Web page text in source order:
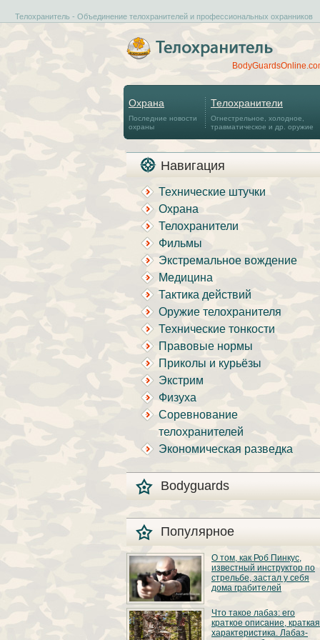
Телохранитель - Объединение телохранителей и профессиональных охранников
Охрана
Последние новости
охраны
Телохранители
Огнестрельное, холодное,
травматическое и др. оружие
Навигация
Технические штучки
Охрана
Телохранители
Фильмы
Экстремальное вождение
Медицина
Тактика действий
Оружие телохранителя
Технические тонкости
Правовые нормы
Приколы и курьёзы
Экстрим
Физуха
Соревнование
телохранителей
Экономическая разведка
Bodyguards
Популярное
О том, как Роб Пинкус,
известный инструктор по
стрельбе, застал у себя
дома грабителей
Вот вы всё говорите:
«В США круто, там
можно любого
постороннего в своём
Что такое лабаз: его
краткое описание, краткая
характеристика. Лабаз-